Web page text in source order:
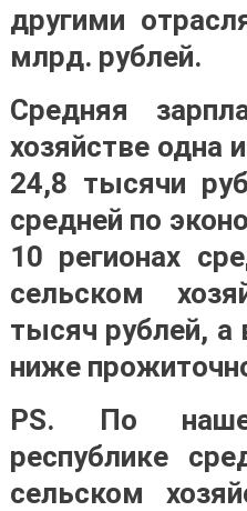
другими
млрд. рублей.
Средняя
хозяйстве одна
24,8 тысячи
средней по
10 регионах
сельском
тысяч рублей, а
ниже
PS. По
республике
сельском